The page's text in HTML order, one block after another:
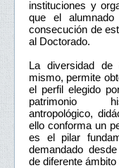
instituciones y
que el
consecución de
al Doctorado.
La diversidad
mismo, permite
el perfil elegido
patrimonio
antropológico,
ello conforma un
es el pilar
demandado
de diferente